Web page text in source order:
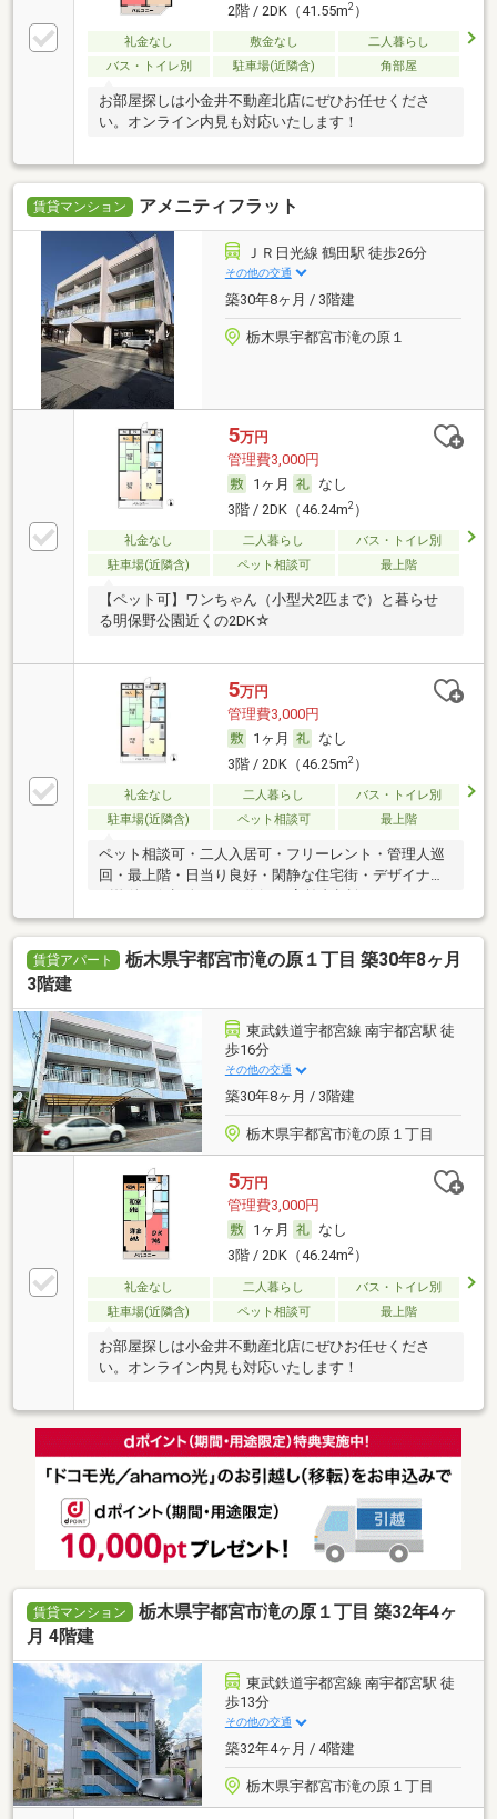
2階 / 2DK（41.55m2）
礼金なし 敷金なし
二人暮らし
バス・トイレ別
駐車場(近隣含) 角部屋
お部屋探しは小金井不動産北店にぜひお任せくださ
い。オンライン内見も対応いたします！
賃貸マンション アメニティフラット
ＪＲ日光線 鶴田駅 徒歩26分
その他の交通
築30年8ヶ月 / 3階建
栃木県宇都宮市滝の原１
5万円
管理費3,000円
1ヶ月
なし
3階 / 2DK（46.24m2）
礼金なし 二人暮らし
バス・トイレ別
駐車場(近隣含)
ペット相談可 最上階
【ペット可】ワンちゃん（小型犬2匹まで）と暮らせ
る明保野公園近くの2DK☆
5万円
管理費3,000円
1ヶ月
なし
3階 / 2DK（46.25m2）
礼金なし 二人暮らし
バス・トイレ別
駐車場(近隣含)
ペット相談可 最上階
ペット相談可・二人入居可・フリーレント・管理人巡
回・最上階・日当り良好・閑静な住宅街・デザイナー
賃貸アパート
栃木県宇都宮市滝の原１丁目 築30年8ヶ月
3階建
東武鉄道宇都宮線 南宇都宮駅 徒
歩16分
その他の交通
築30年8ヶ月 / 3階建
栃木県宇都宮市滝の原１丁目
5万円
管理費3,000円
1ヶ月
なし
3階 / 2DK（46.24m2）
礼金なし 二人暮らし
バス・トイレ別
駐車場(近隣含)
ペット相談可 最上階
お部屋探しは小金井不動産北店にぜひお任せくださ
い。オンライン内見も対応いたします！
賃貸マンション
栃木県宇都宮市滝の原１丁目 築32年4ヶ
月 4階建
東武鉄道宇都宮線 南宇都宮駅 徒
歩13分
その他の交通
築32年4ヶ月 / 4階建
栃木県宇都宮市滝の原１丁目